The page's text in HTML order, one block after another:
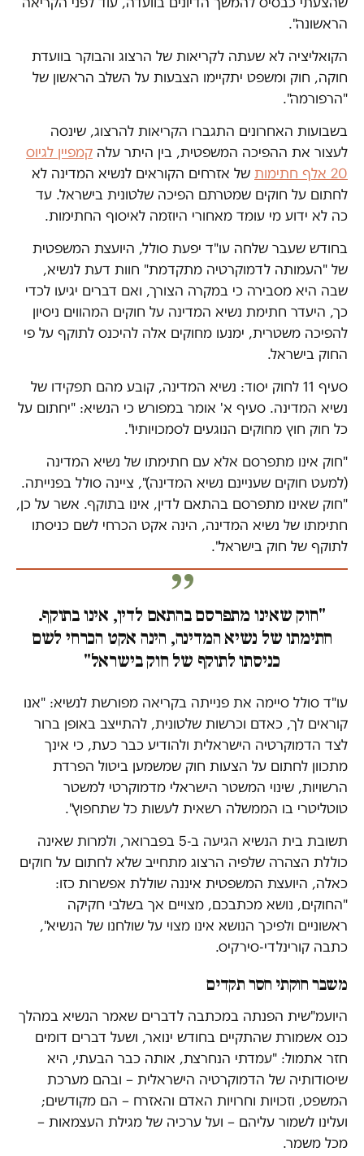
הראשונה".
הקואליציה לא שעתה לקריאות של הרצוג והבוקר בוועדת
חוקה, חוק ומשפט יתקיימו הצבעות על השלב הראשון של
"הרפורמה".
בשבועות האחרונים התגברו הקריאות להרצוג, שינסה
לעצור את ההפיכה המשפטית, בין היתר עלה קמפיין לגיוס
20 אלף חתימות
של אזרחים הקוראים לנשיא המדינה לא
לחתום על חוקים שמטרתם הפיכה שלטונית בישראל. עד
כה לא ידוע מי עומד מאחורי היוזמה לאיסוף החתימות.
בחודש שעבר שלחה עו"ד יפעת סולל, היועצת המשפטית
של "העמותה לדמוקרטיה מתקדמת" חוות דעת לנשיא,
שבה היא מסבירה כי במקרה הצורך, ואם דברים יגיעו לכדי
כך, היעדר חתימת נשיא המדינה על חוקים המהווים ניסיון
להפיכה משטרית, ימנעו מחוקים אלה להיכנס לתוקף על פי
החוק בישראל.
סעיף 11 לחוק יסוד: נשיא המדינה, קובע מהם תפקידו של
נשיא המדינה. סעיף א' אומר במפורש כי הנשיא: "יחתום על
כל חוק חוץ מחוקים הנוגעים לסמכויותיו".
"חוק אינו מתפרסם אלא עם חתימתו של נשיא המדינה
(למעט חוקים שעניינם נשיא המדינה)", ציינה סולל בפנייתה.
"חוק שאינו מתפרסם בהתאם לדין, אינו בתוקף. אשר על כן,
חתימתו של נשיא המדינה, הינה אקט הכרחי לשם כניסתו
לתוקף של חוק בישראל".
"חוק שאינו מתפרסם בהתאם לדין, אינו בתוקף.
חתימתו של נשיא המדינה, הינה אקט הכרחי לשם
כניסתו לתוקף של חוק בישראל"
עו"ד סולל סיימה את פנייתה בקריאה מפורשת לנשיא: "אנו
קוראים לך, כאדם וכרשות שלטונית, להתייצב באופן ברור
לצד הדמוקרטיה הישראלית ולהודיע כבר כעת, כי אינך
מתכוון לחתום על הצעות חוק שמשמען ביטול הפרדת
הרשויות, שינוי המשטר הישראלי מדמוקרטי למשטר
טוטליטרי בו הממשלה רשאית לעשות כל שתחפוץ".
תשובת בית הנשיא הגיעה ב-5 בפברואר, ולמרות שאינה
כוללת הצהרה שלפיה הרצוג מתחייב שלא לחתום על חוקים
כאלה, היועצת המשפטית איננה שוללת אפשרות כזו:
"החוקים, נושא מכתבכם, מצויים אך בשלבי חקיקה
ראשוניים ולפיכך הנושא אינו מצוי על שולחנו של הנשיא",
כתבה קורינלדי-סירקיס.
משבר חוקתי חסר תקדים
היועמ"שית הפנתה במכתבה לדברים שאמר הנשיא במהלך
כנס אשמורת שהתקיים בחודש ינואר, ושעל דברים דומים
חזר אתמול: "עמדתי הנחרצת, אותה כבר הבעתי, היא
שיסודותיה של הדמוקרטיה הישראלית – ובהם מערכת
המשפט, וזכויות וחרויות האדם והאזרח – הם מקודשים;
ועלינו לשמור עליהם – ועל ערכיה של מגילת העצמאות –
מכל משמר.